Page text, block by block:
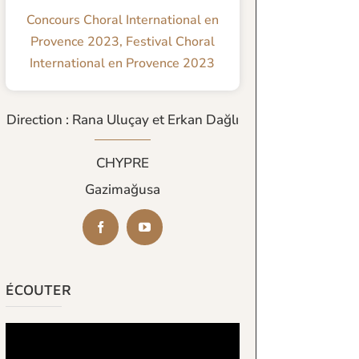
Concours Choral International en
Provence 2023, Festival Choral
International en Provence 2023
Direction : Rana Uluçay et Erkan Dağlı
CHYPRE
Gazimağusa
ÉCOUTER